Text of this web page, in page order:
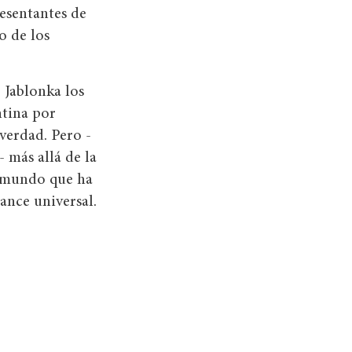
de
de los
los
por
Pero -
allá de la
que ha
universal.